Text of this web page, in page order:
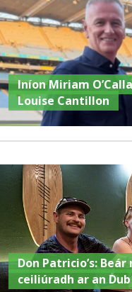
Iníon Miriam
Louise Cantillon
Don Patricio’s:
ceiliúradh ar an